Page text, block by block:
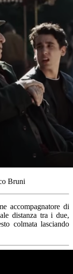
Bruni
accompagnatore di
distanza tra i due,
colmata lasciando